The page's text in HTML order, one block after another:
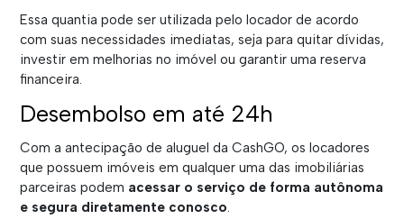
Essa quantia pode ser utilizada pelo locador de acordo
com suas necessidades imediatas, seja para quitar dívidas,
investir em melhorias no imóvel ou garantir uma reserva
financeira.
Desembolso em até 24h
Com a antecipação de aluguel da CashGO, os locadores
que possuem imóveis em qualquer uma das imobiliárias
parceiras podem acessar o serviço de forma autônoma
e segura diretamente conosco.